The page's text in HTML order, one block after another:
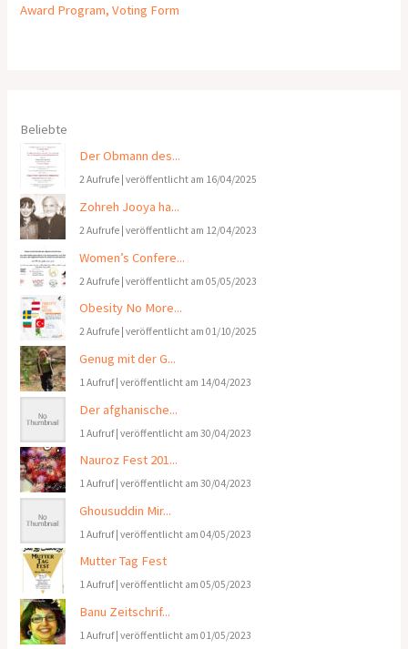
Award Program, Voting Form
Beliebte
Der Obmann des...
2 Aufrufe |veröffentlicht am 16/04/2025
Zohreh Jooya ha...
2 Aufrufe |veröffentlicht am 12/04/2023
Women’s Confere...
2 Aufrufe |veröffentlicht am 05/05/2023
Obesity No More...
2 Aufrufe |veröffentlicht am 01/10/2025
Genug mit der G...
1 Aufruf|veröffentlicht am 14/04/2023
Der afghanische...
1 Aufruf|veröffentlicht am 30/04/2023
Nauroz Fest 201...
1 Aufruf|veröffentlicht am 30/04/2023
Ghousuddin Mir...
1 Aufruf|veröffentlicht am 04/05/2023
Mutter Tag Fest
1 Aufruf|veröffentlicht am 05/05/2023
Banu Zeitschrif...
1 Aufruf|veröffentlicht am 01/05/2023